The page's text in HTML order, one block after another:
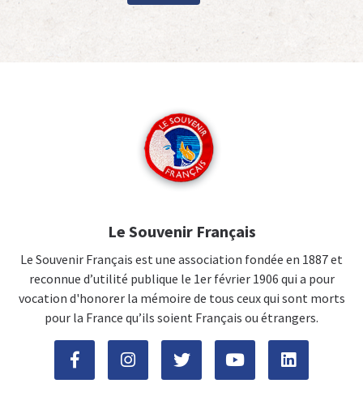
Le Souvenir Français
Le Souvenir Français est une association fondée en 1887 et
reconnue d’utilité publique le 1er février 1906 qui a pour
vocation d'honorer la mémoire de tous ceux qui sont morts
pour la France qu’ils soient Français ou étrangers.